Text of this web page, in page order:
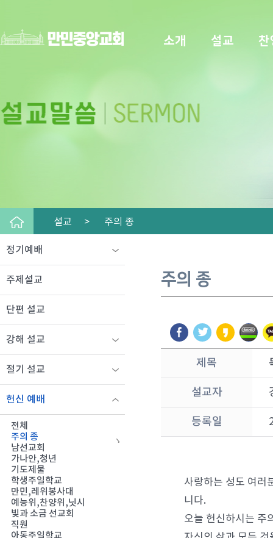
소개 설교 찬
설교 > 주의 종
주의 종
제목
설교자
등록일
사랑하는 성도 여러
니다.
오늘 헌신하시는 주
정기예배
주제설교
단편 설교
강해 설교
절기 설교
헌신 예배
전체
주의 종
남선교회
가나안,청년
기도제물
학생주일학교
만민,레위봉사대
예능위,찬양위,닛시
빛과 소금 선교회
직원
아동주일학교